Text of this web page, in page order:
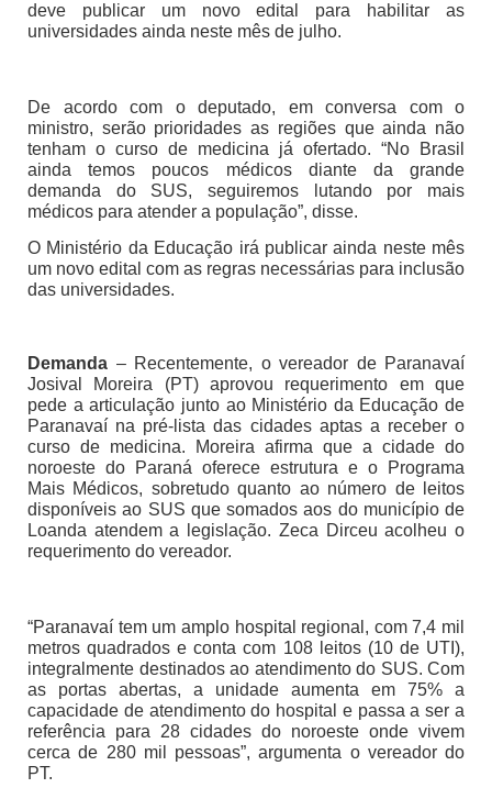
deve publicar um novo edital para habilitar as
universidades ainda neste mês de julho.
De acordo com o deputado, em conversa com o
ministro, serão prioridades as regiões que ainda não
tenham o curso de medicina já ofertado. “No Brasil
ainda temos poucos médicos diante da grande
demanda do SUS, seguiremos lutando por mais
médicos para atender a população”, disse.
O Ministério da Educação irá publicar ainda neste mês
um novo edital com as regras necessárias para inclusão
das universidades.
Demanda – Recentemente, o vereador de Paranavaí
Josival Moreira (PT) aprovou requerimento em que
pede a articulação junto ao Ministério da Educação de
Paranavaí na pré-lista das cidades aptas a receber o
curso de medicina. Moreira afirma que a cidade do
noroeste do Paraná oferece estrutura e o Programa
Mais Médicos, sobretudo quanto ao número de leitos
disponíveis ao SUS que somados aos do município de
Loanda atendem a legislação. Zeca Dirceu acolheu o
requerimento do vereador.
“Paranavaí tem um amplo hospital regional, com 7,4 mil
metros quadrados e conta com 108 leitos (10 de UTI),
integralmente destinados ao atendimento do SUS. Com
as portas abertas, a unidade aumenta em 75% a
capacidade de atendimento do hospital e passa a ser a
referência para 28 cidades do noroeste onde vivem
cerca de 280 mil pessoas”, argumenta o vereador do
PT.